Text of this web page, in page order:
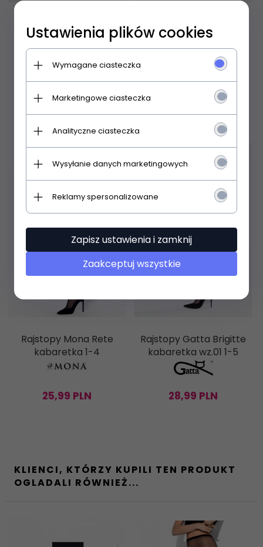
Rajstopy Gatta Brigitte
kabaretka wz.06 1-4
36,99PLN
Rajstopy Gatta Brigitte
kabaretka wz.05 1-4
34,99PLN
Rajstopy Mona Rete
kabaretka 1-4
25,99 PLN
Rajstopy Gatta Brigitte
kabaretka wz.01 1-5
28,99 PLN
KLIENCI, KTÓRZY KUPILI TEN PRODUKT
OGLADALI RÓWNIEŻ...
Ustawienia plików cookies
Wymagane ciasteczka
Marketingowe ciasteczka
Analityczne ciasteczka
Wysyłanie danych marketingowych
Reklamy spersonalizowane
Zapisz ustawienia i zamknij
Zaakceptuj wszystkie